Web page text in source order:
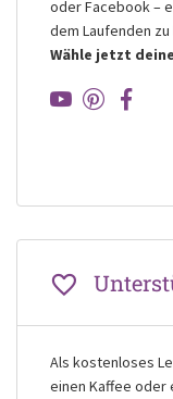
oder Facebook –
dem Laufenden
Wähle jetzt
Als kostenloses
einen Kaffee oder